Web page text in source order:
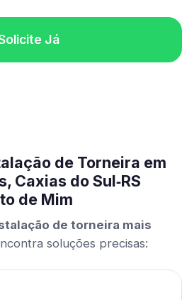
Já
de Torneira em
Caxias do Sul‑RS
de Mim
de torneira mais
soluções precisas: